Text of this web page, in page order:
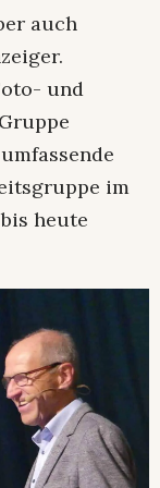
auch
und
im
heute